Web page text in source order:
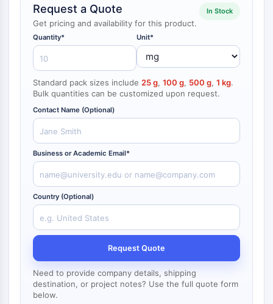
endocrinologie
maladie
cardiovasculaire
maladieinflammation/immunologie
maladie
neurologique
infection
cancerResearch
Others
NF-κB
CYTOSQUELETTE
Cytosquelette
Lysyl oxydase
Inhibiteur de la voie du facteur tissulaire
TFPI
Clathrine
Kinase liant Cdc42
Claudine
Dystrophine
MASTL
Cadherine
MARCKS
Annexine A
Collagène
Protéine de jonction communicante
Dynamine
Mps1
Request a Quote
Get pricing and availability for this product.
In Stock
Quantity* Unit*
Standard pack sizes include 25 g, 100 g, 500 g, 1 kg.
Bulk quantities can be customized upon request.
Contact Name (Optional)
Business or Academic Email*
Country (Optional)
Request Quote
Need to provide company details, shipping
destination, or project notes? Use the full quote form
below.